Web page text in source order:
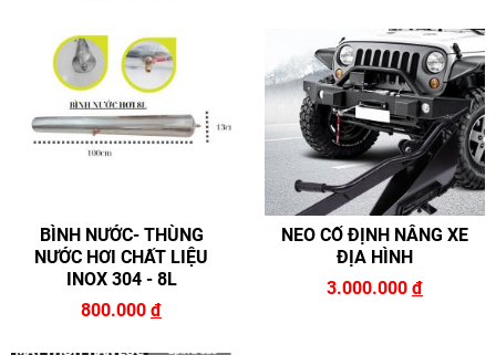
BÌNH NƯỚC- THÙNG
NƯỚC HƠI CHẤT LIỆU
INOX 304 - 8L
800.000 đ
NEO CỐ ĐỊNH NÂNG XE
ĐỊA HÌNH
3.000.000 đ